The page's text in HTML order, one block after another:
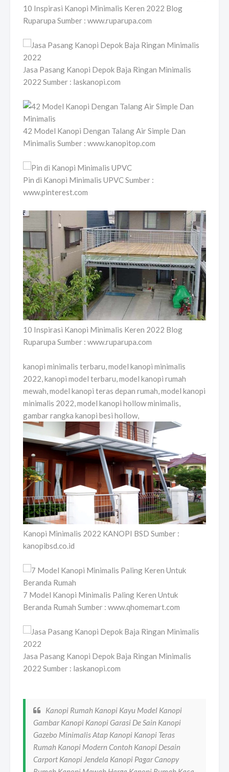
10 Inspirasi Kanopi Minimalis Keren 2022 Blog
Ruparupa Sumber : www.ruparupa.com
Jasa Pasang Kanopi Depok Baja Ringan Minimalis
2022 Sumber : laskanopi.com
42 Model Kanopi Dengan Talang Air Simple Dan
Minimalis Sumber : www.kanopitop.com
Pin di Kanopi Minimalis UPVC Sumber :
www.pinterest.com
10 Inspirasi Kanopi Minimalis Keren 2022 Blog
Ruparupa Sumber : www.ruparupa.com
kanopi minimalis terbaru, model kanopi minimalis
2022, kanopi model terbaru, model kanopi rumah
mewah, model kanopi teras depan rumah, model kanopi
minimalis 2022, model kanopi hollow minimalis,
gambar rangka kanopi besi hollow,
Kanopi Minimalis 2022 KANOPI BSD Sumber :
kanopibsd.co.id
7 Model Kanopi Minimalis Paling Keren Untuk
Beranda Rumah Sumber : www.qhomemart.com
Jasa Pasang Kanopi Depok Baja Ringan Minimalis
2022 Sumber : laskanopi.com
Kanopi Rumah Kanopi Kayu Model Kanopi
Gambar Kanopi Kanopi Garasi De Sain Kanopi
Gazebo Minimalis Atap Kanopi Kanopi Teras
Rumah Kanopi Modern Contoh Kanopi Desain
Carport Kanopi Jendela Kanopi Pagar Canopy